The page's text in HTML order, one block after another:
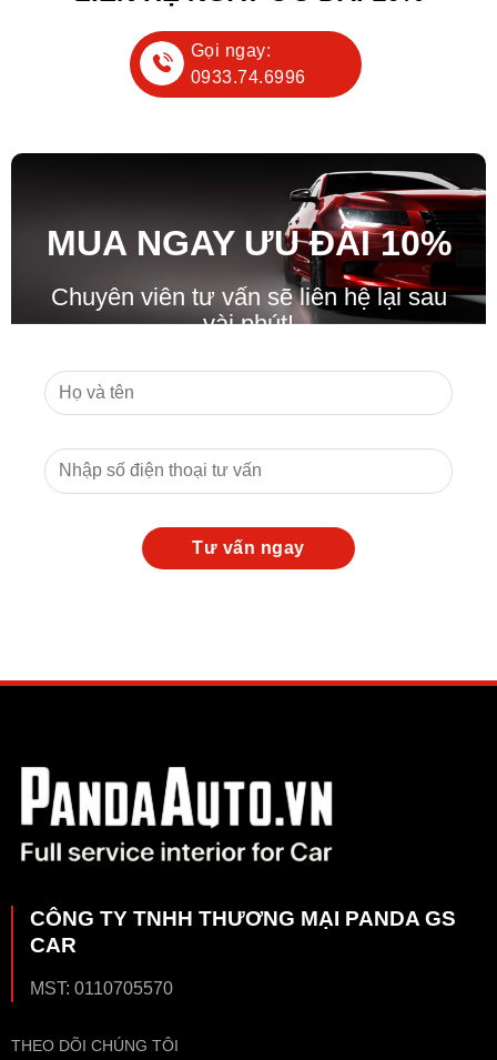
Gọi ngay:
0933.74.6996
MUA NGAY ƯU ĐÃI10%
Chuyên viên tư vấn sẽ liên hệ lại sau
vài phút!
CÔNG TY TNHH THƯƠNG MẠI PANDA GS
CAR
MST: 0110705570
THEO DÕI CHÚNG TÔI